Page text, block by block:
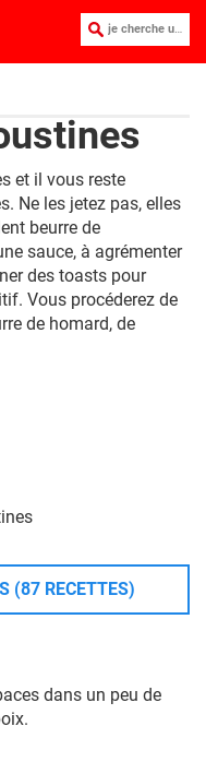
je cherche une recette :
et il vous reste
Ne les jetez pas, elles
beurre de
sauce, à agrémenter
des toasts pour
Vous procéderez de
de homard, de
(87 RECETTES)
dans un peu de